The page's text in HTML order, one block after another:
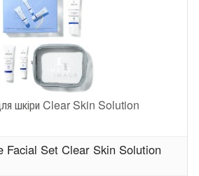
шкіри Clear Skin Solution
Facial Set Clear Skin Solution